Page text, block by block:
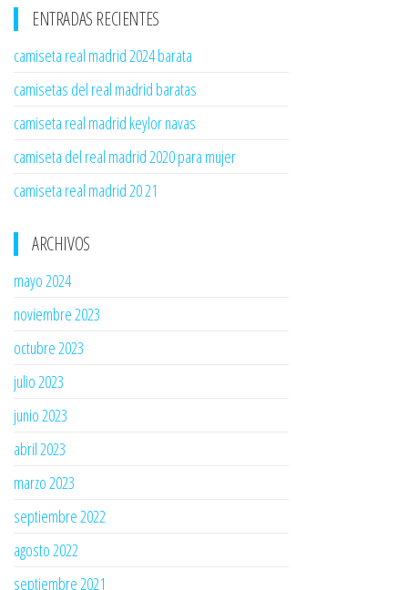
ENTRADAS RECIENTES
camiseta real madrid 2024 barata
camisetas del real madrid baratas
camiseta real madrid keylor navas
camiseta del real madrid 2020 para mujer
camiseta real madrid 20 21
ARCHIVOS
mayo 2024
noviembre 2023
octubre 2023
julio 2023
junio 2023
abril 2023
marzo 2023
septiembre 2022
agosto 2022
septiembre 2021